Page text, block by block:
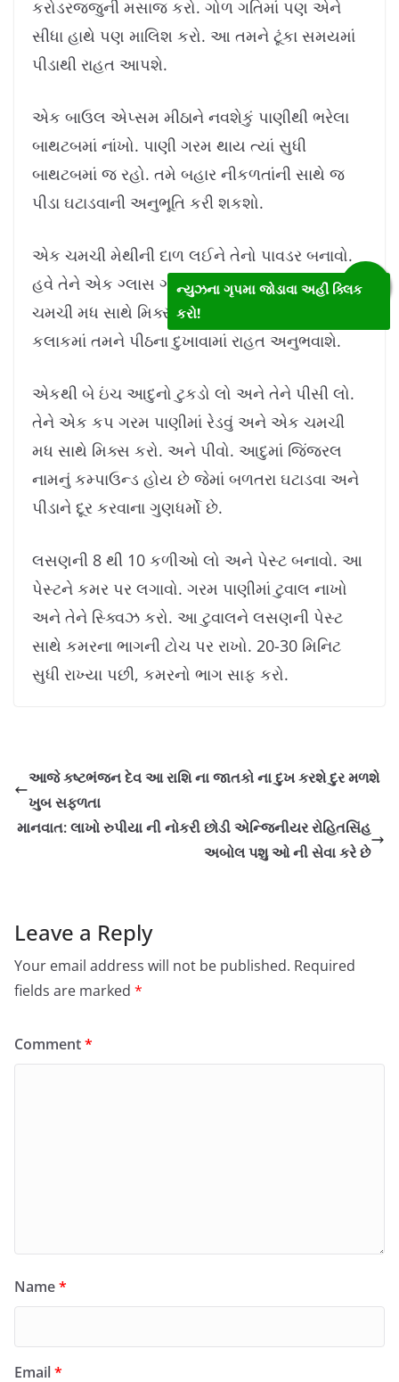
કરોડરજ્જુની મસાજ કરો. ગોળ ગતિમાં પણ એને
સીધા હાથે પણ માલિશ કરો. આ તમને ટૂંકા સમયમાં
પીડાથી રાહત આપશે.
એક બાઉલ એપ્સમ મીઠાને નવશેકું પાણીથી ભરેલા
બાથટબમાં નાંખો. પાણી ગરમ થાય ત્યાં સુધી
બાથટબમાં જ રહો. તમે બહાર નીકળતાંની સાથે જ
પીડા ઘટાડવાની અનુભૂતિ કરી શકશો.
એક ચમચી મેથીની દાળ લઈને તેનો પાવડર બનાવો.
હવે તેને એક ગ્લાસ ગરમ દૂધમાં મિક્સ કરો અને એક
ચમચી મધ સાથે મિક્સ કરો. લેતી વખતે પીવો. એક
કલાકમાં તમને પીઠના દુખાવામાં રાહત અનુભવાશે.
એકથી બે ઇંચ આદુનો ટુકડો લો અને તેને પીસી લો.
તેને એક કપ ગરમ પાણીમાં રેડવું અને એક ચમચી
મધ સાથે મિક્સ કરો. અને પીવો. આદુમાં જિંજરલ
નામનું કમ્પાઉન્ડ હોય છે જેમાં બળતરા ઘટાડવા અને
પીડાને દૂર કરવાના ગુણધર્મો છે.
લસણની 8 થી 10 કળીઓ લો અને પેસ્ટ બનાવો. આ
પેસ્ટને કમર પર લગાવો. ગરમ પાણીમાં ટુવાલ નાખો
અને તેને સ્ક્વિઝ કરો. આ ટુવાલને લસણની પેસ્ટ
સાથે કમરના ભાગની ટોચ પર રાખો. 20-30 મિનિટ
સુધી રાખ્યા પછી, કમરનો ભાગ સાફ કરો.
આજે કષ્ટભંજન દેવ આ રાશિ ના જાતકો ના દુખ કરશે દુર મળશે
ખુબ સફળતા
માનવાત: લાખો રુપીયા ની નોકરી છોડી એન્જિનીયર રોહિતસિંહ
અબોલ પશુ ઓ ની સેવા કરે છે
Leave a Reply
Your email address will not be published. Required
fields are marked *
Comment*
Name*
Email*
ન્યુઝના ગૃપમા જોડાવા અહીં ક્લિક
કરો!